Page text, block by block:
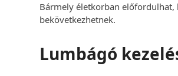
Bármely életkorban előfordulhat,
bekövetkezhetnek.
Lumbágó